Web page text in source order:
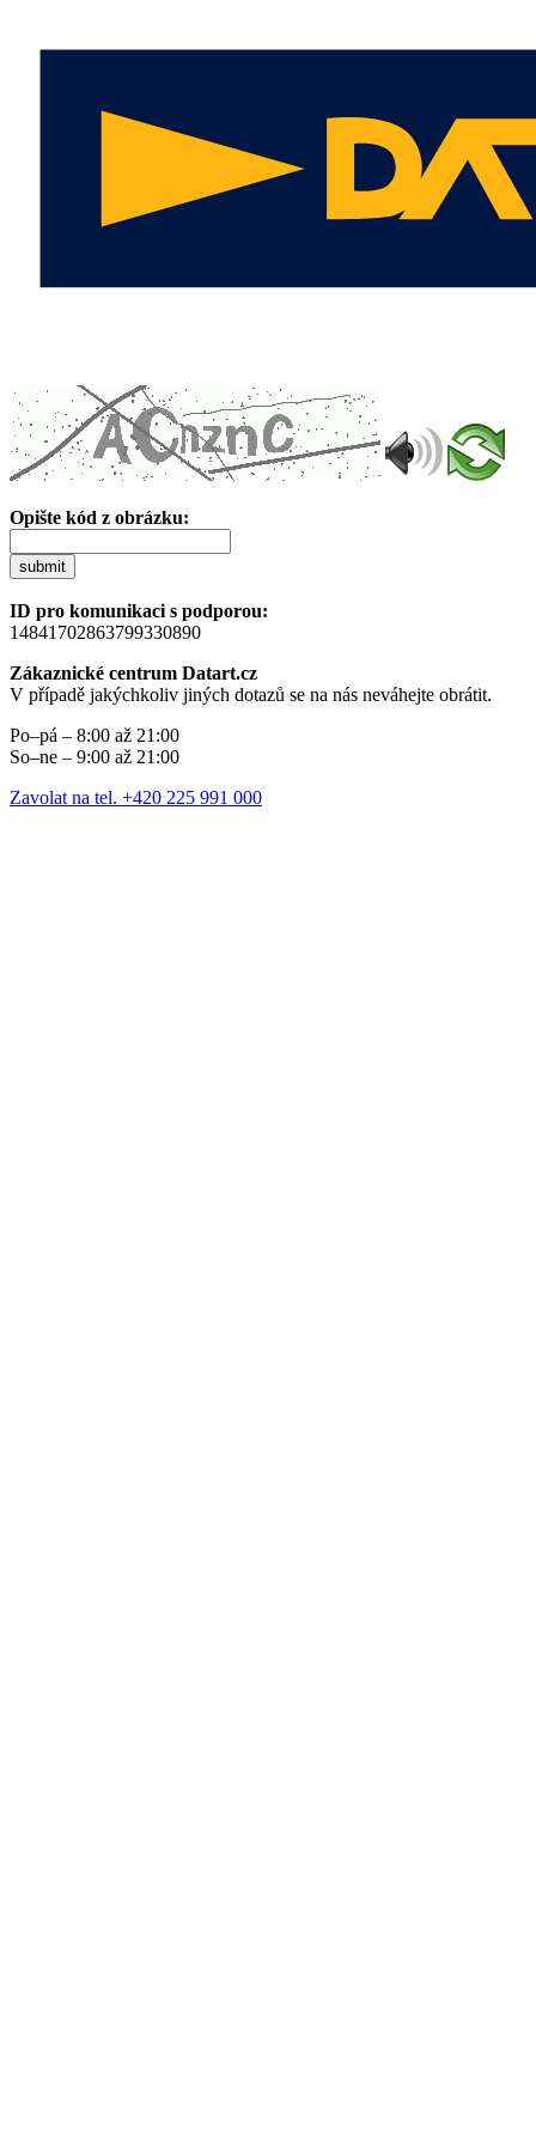
Opište kód z obrázku:
submit
ID pro komunikaci s podporou:
14841702863799330890
Zákaznické centrum Datart.cz
V případě jakýchkoliv jiných dotazů se na nás neváhejte obrátit.
Po–pá – 8:00 až 21:00
So–ne – 9:00 až 21:00
Zavolat na tel. +420 225 991 000